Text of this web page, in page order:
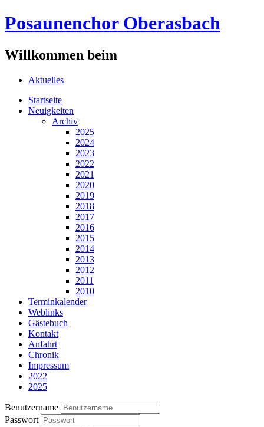
Posaunenchor Oberasbach
Willkommen beim
Aktuelles
Startseite
Neuigkeiten
Archiv
2025
2024
2023
2022
2021
2020
2019
2018
2017
2016
2015
2014
2013
2012
2011
2010
Terminkalender
Weblinks
Gästebuch
Kontakt
Anfahrt
Chronik
Impressum
2022
2025
Benutzername
Passwort